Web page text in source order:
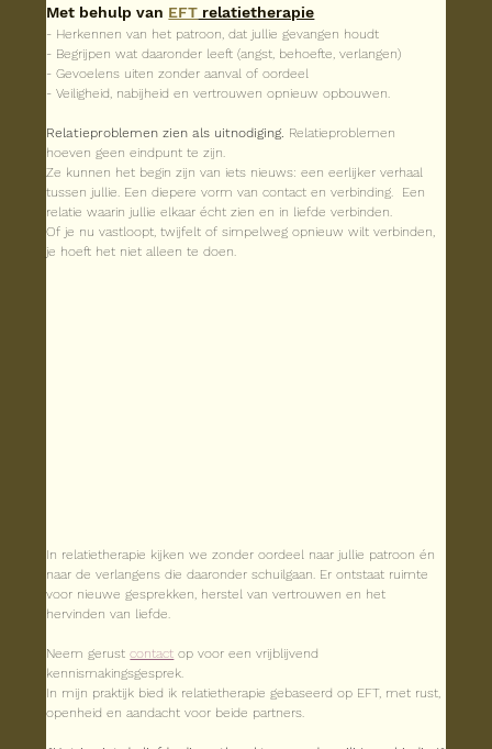
Met behulp van EFT relatietherapie
- Herkennen van het patroon, dat jullie gevangen houdt
- Begrijpen wat daaronder leeft (angst, behoefte, verlangen)
- Gevoelens uiten zonder aanval of oordeel
- Veiligheid, nabijheid en vertrouwen opnieuw opbouwen.
Relatieproblemen zien als uitnodiging. Relatieproblemen
hoeven geen eindpunt te zijn.
Ze kunnen het begin zijn van iets nieuws: een eerlijker verhaal
tussen jullie. Een diepere vorm van contact en verbinding.  Een
relatie waarin jullie elkaar écht zien en in liefde verbinden.
Of je nu vastloopt, twijfelt of simpelweg opnieuw wilt verbinden,
je hoeft het niet alleen te doen.
In relatietherapie kijken we zonder oordeel naar jullie patroon én
naar de verlangens die daaronder schuilgaan. Er ontstaat ruimte
voor nieuwe gesprekken, herstel van vertrouwen en het
hervinden van liefde.
Neem gerust contact op voor een vrijblijvend
kennismakingsgesprek.
In mijn praktijk bied ik relatietherapie gebaseerd op EFT, met rust,
openheid en aandacht voor beide partners.